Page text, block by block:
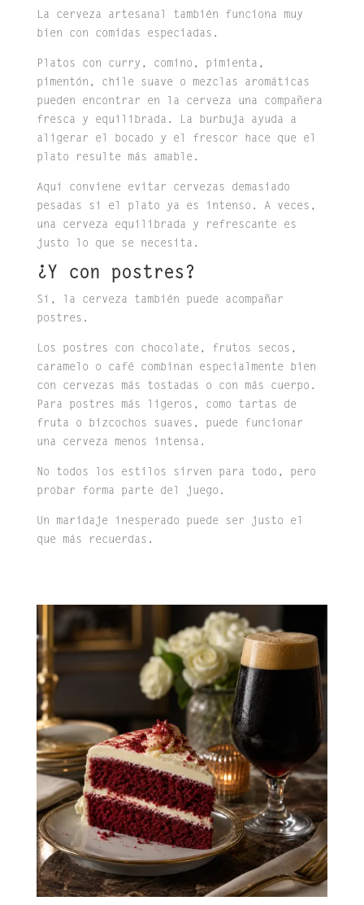
La cerveza artesanal también funciona muy
bien con comidas especiadas.
Platos con curry, comino, pimienta,
pimentón, chile suave o mezclas aromáticas
pueden encontrar en la cerveza una compañera
fresca y equilibrada. La burbuja ayuda a
aligerar el bocado y el frescor hace que el
plato resulte más amable.
Aquí conviene evitar cervezas demasiado
pesadas si el plato ya es intenso. A veces,
una cerveza equilibrada y refrescante es
justo lo que se necesita.
¿Y con postres?
Sí, la cerveza también puede acompañar
postres.
Los postres con chocolate, frutos secos,
caramelo o café combinan especialmente bien
con cervezas más tostadas o con más cuerpo.
Para postres más ligeros, como tartas de
fruta o bizcochos suaves, puede funcionar
una cerveza menos intensa.
No todos los estilos sirven para todo, pero
probar forma parte del juego.
Un maridaje inesperado puede ser justo el
que más recuerdas.